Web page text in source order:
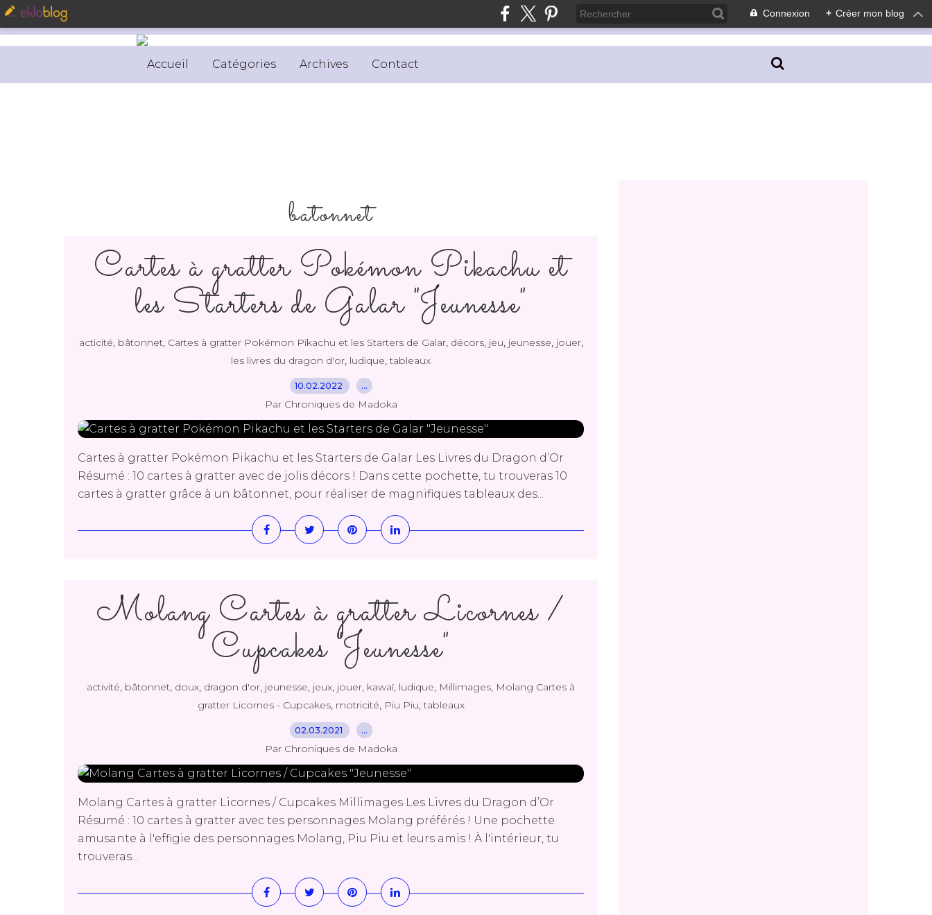
Connexion + Créer mon blog
Accueil Catégories Archives Contact
batonnet
Cartes à gratter Pokémon Pikachu et
les Starters de Galar "Jeunesse"
acticité, bâtonnet, Cartes à gratter Pokémon Pikachu et les Starters de Galar, décors, jeu, jeunesse, jouer,
les livres du dragon d'or, ludique,tableaux
10.02.2022 …
Par Chroniques de Madoka
Cartes à gratter Pokémon Pikachu et les Starters de Galar Les Livres du Dragon d’Or
Résumé : 10 cartes à gratter avec de jolis décors ! Dans cette pochette, tu trouveras 10
cartes à gratter grâce à un bâtonnet, pour réaliser de magnifiques tableaux des...
Molang Cartes à gratter Licornes /
Cupcakes "Jeunesse"
activité, bâtonnet, doux, dragon d'or, jeunesse, jeux, jouer, kawaï, ludique, Millimages, Molang Cartes à
gratter Licornes - Cupcakes, motricité, Piu Piu,tableaux
02.03.2021 …
Par Chroniques de Madoka
Molang Cartes à gratter Licornes / Cupcakes Millimages Les Livres du Dragon d’Or
Résumé : 10 cartes à gratter avec tes personnages Molang préférés ! Une pochette
amusante à l'effigie des personnages Molang, Piu Piu et leurs amis ! À l'intérieur, tu
trouveras...